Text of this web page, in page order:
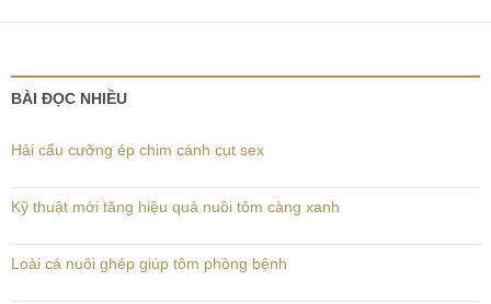
BÀI ĐỌC NHIỀU
Hải cẩu cưỡng ép chim cánh cụt sex
Kỹ thuật mới tăng hiệu quả nuôi tôm càng xanh
Loài cá nuôi ghép giúp tôm phòng bệnh